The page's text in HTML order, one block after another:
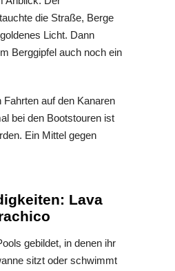
die Straße, Berge
Licht. Dann
Berggipfel auch noch ein
Fahrten auf den Kanaren
bei den Bootstouren ist
Ein Mittel gegen
Lava
gebildet, in denen ihr
sitzt oder schwimmt